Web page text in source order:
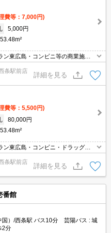
費等：7,000円)
5,000円
53.48m²
東広島・コンビニ等の商業施設
園も近隣にあるので子育てしやす
スしやすく利便性も良い立地。イ
ＴＶインターホン付きでセキュリ
洗浄暖房便座・追い焚き給湯付き
条駅前店
詳細を見る
費等：5,500円)
80,000円
53.48m²
東広島・コンビニ・ドラッグス
り、小児科・保育園も近隣にある
バイパスへアクセスしやすく利便性
！防犯カメラ・カードキー・ＴＶ
もばっちり！
条駅前店
詳細を見る
番館
国）/西条駅 バス10分 芸陽バス : 城
2分